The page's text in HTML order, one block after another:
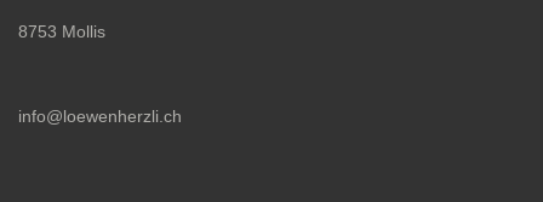
8753 Mollis
info@loewenherzli.ch